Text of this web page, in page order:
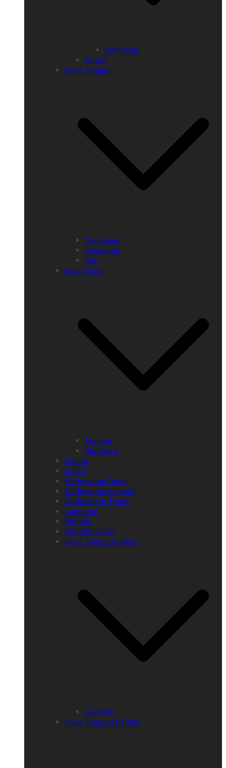
Lembang
Bogor
Jawa Tengah
Magelang
Semarang
Solo
Jawa Timur
Malang
Surabaya
Jakarta
Jambi
Kalimantan Barat
Kalimantan Selatan
Kalimantan Timur
Lampung
Maluku
Maluku Utara
Nusa Tenggara Barat
Lombok
Nusa Tenggara Timur